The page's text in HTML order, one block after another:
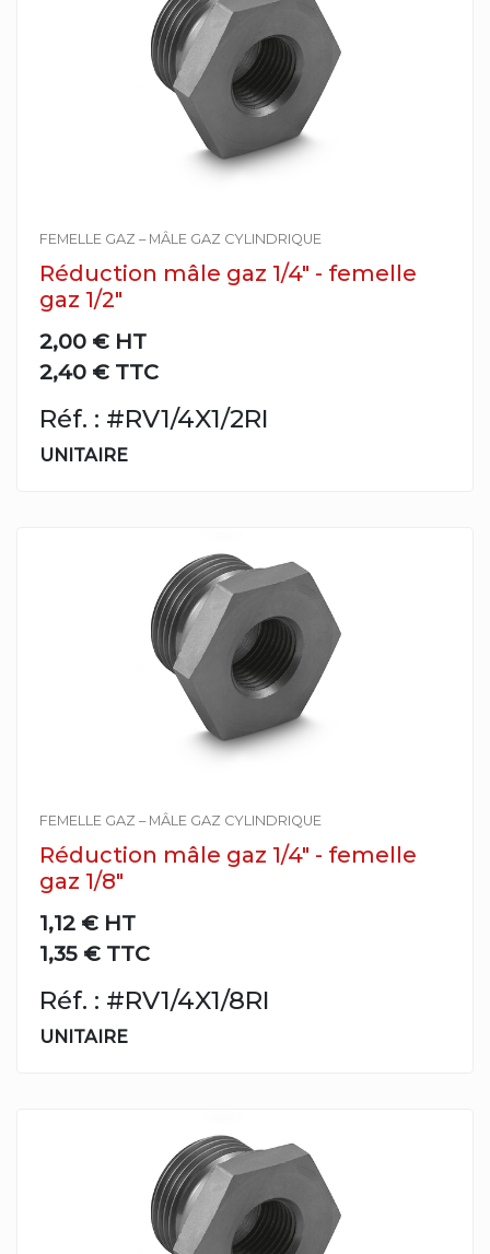
FEMELLE GAZ – MÂLE GAZ CYLINDRIQUE
Réduction mâle gaz 1/4" - femelle
gaz 1/2"
2,00 € HT
2,40 € TTC
Réf. : #RV1/4X1/2RI
UNITAIRE
FEMELLE GAZ – MÂLE GAZ CYLINDRIQUE
Réduction mâle gaz 1/4" - femelle
gaz 1/8"
1,12 € HT
1,35 € TTC
Réf. : #RV1/4X1/8RI
UNITAIRE